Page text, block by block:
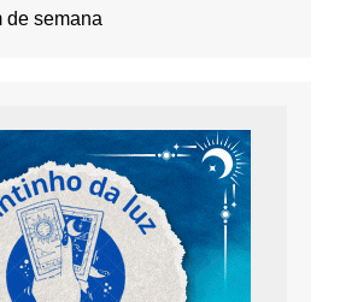
de semana